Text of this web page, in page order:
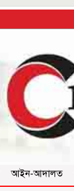
আইন-আদালত